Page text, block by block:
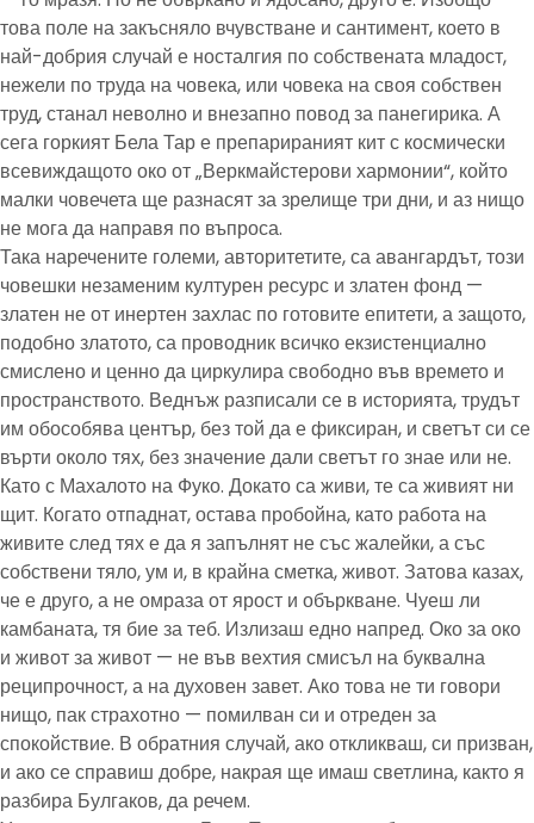
това поле на закъсняло вчувстване и сантимент, което в
най-добрия случай е носталгия по собствената младост,
нежели по труда на човека, или човека на своя собствен
труд, станал неволно и внезапно повод за панегирика. А
сега горкият Бела Тар е препарираният кит с космически
всевиждащото око от „Веркмайстерови хармонии“, който
малки човечета ще разнасят за зрелище три дни, и аз нищо
не мога да направя по въпроса.
Така наречените големи, авторитетите, са авангардът, този
човешки незаменим културен ресурс и златен фонд —
златен не от инертен захлас по готовите епитети, а защото,
подобно златото, са проводник всичко екзистенциално
смислено и ценно да циркулира свободно във времето и
пространството. Веднъж разписали се в историята, трудът
им обособява център, без той да е фиксиран, и светът си се
върти около тях, без значение дали светът го знае или не.
Като с Махалото на Фуко. Докато са живи, те са живият ни
щит. Когато отпаднат, остава пробойна, като работа на
живите след тях е да я запълнят не със жалейки, а със
собствени тяло, ум и, в крайна сметка, живот. Затова казах,
че е друго, а не омраза от ярост и объркване. Чуеш ли
камбаната, тя бие за теб. Излизаш едно напред. Око за око
и живот за живот — не във вехтия смисъл на буквална
реципрочност, а на духовен завет. Ако това не ти говори
нищо, пак страхотно — помилван си и отреден за
спокойствие. В обратния случай, ако откликваш, си призван,
и ако се справиш добре, накрая ще имаш светлина, както я
разбира Булгаков, да речем.